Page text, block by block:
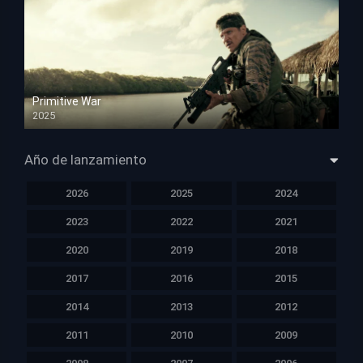
Primitive War
2025
HD 1080p
Año de lanzamiento
2026 2025 2024
2023 2022 2021
2020 2019 2018
2017 2016 2015
2014 2013 2012
2011 2010 2009